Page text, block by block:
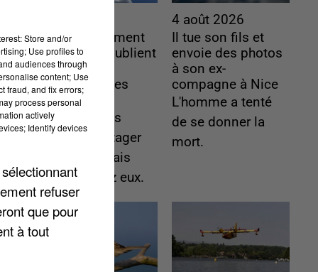
Le gouvernement
et l’Ademe publient
une carte
interactive des
lieux...
Les habitants
peuvent partager
les points frais
près de chez eux.
4 août 2026
Il tue son fils et
envoie des photos
à son ex-
compagne à Nice
L'homme a tenté
de se donner la
mort.
Store and/or
Use profiles to
audiences through
content; Use
fraud, and fix errors;
process personal
actively
Identify devices
refuser
que pour
à tout